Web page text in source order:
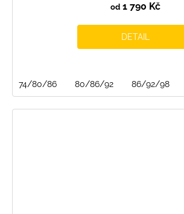
od1 790 Kč
DETAIL
74/80/86 80/86/92 86/92/98